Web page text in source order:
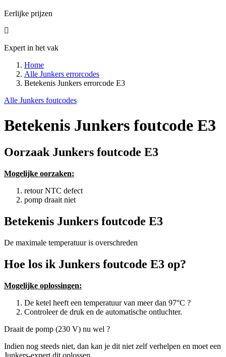
Eerlijke prijzen
Expert in het vak
Home
Alle Junkers errorcodes
Betekenis Junkers errorcode E3
Alle Junkers foutcodes
Betekenis Junkers foutcode E3
Oorzaak Junkers foutcode E3
Mogelijke oorzaken:
retour NTC defect
pomp draait niet
Betekenis Junkers foutcode E3
De maximale temperatuur is overschreden
Hoe los ik Junkers foutcode E3 op?
Mogelijke oplossingen:
De ketel heeft een temperatuur van meer dan 97°C ?
Controleer de druk en de automatische ontluchter.
Draait de pomp (230 V) nu wel ?
Indien nog steeds niet, dan kan je dit niet zelf verhelpen en moet een
Junkers-expert dit oplossen.